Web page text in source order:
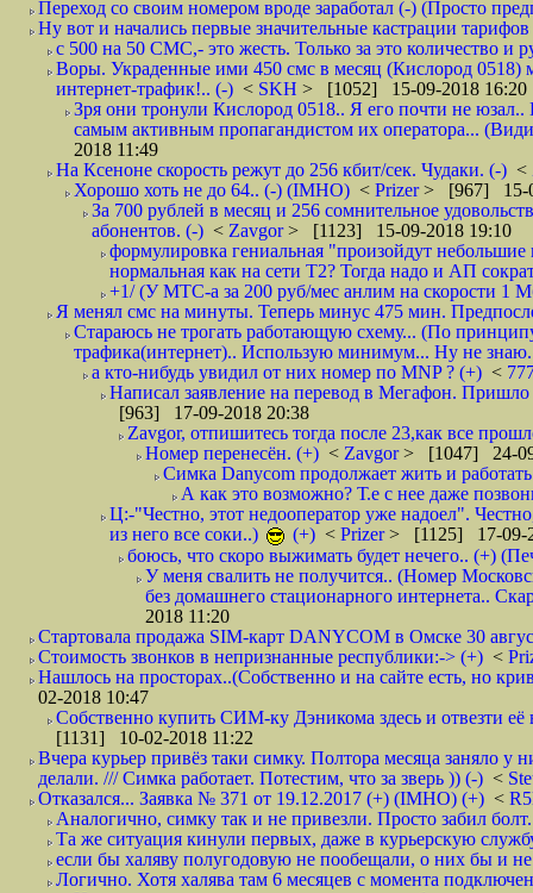
Переход со своим номером вроде заработал (-) (Просто
Ну вот и начались первые значительные кастрации
с 500 на 50 СМС,- это жесть. Только за это количество и
Воры. Украденные ими 450 смс в месяц (Кислород 0518)
интернет-трафик!.. (-) < SKH > [1052] 15-09-2018 16:20
Зря они тронули Кислород 0518.. Я его почти не
самым активным пропагандистом их оператора...
2018 11:49
На Ксеноне скорость режут до 256 кбит/сек. Чудаки. (-) <
Хорошо хоть не до 64.. (-) (IMHO) < Prizer> [967] 15-
За 700 рублей в месяц и 256 сомнительное
абонентов. (-) < Zavgor> [1123] 15-09-2018 19:10
формулировка гениальная "произойдут небольшие
нормальная как на сети Т2? Тогда надо и АП
+1/ (У МТС-а за 200 руб/мес анлим на скорости 1
Я менял смс на минуты. Теперь минус 475 мин.
Стараюсь не трогать работающую схему... (По
трафика(интернет).. Использую минимум... Ну не
а кто-нибудь увидил от них номер по MNP ? (+) <
Написал заявление на перевод в Мегафон.
[963] 17-09-2018 20:38
Zavgor, отпишитесь тогда после 23,как все
Номер перенесён. (+) < Zavgor> [1047] 24-
Симка Danycom продолжает жить и
А как это возможно? Т.е с нее даже
Ц:-"Честно, этот недооператор уже надоел".
из него все соки..)
(+) < Prizer> [1125] 17-09-
боюсь, что скоро выжимать будет нечего.. (+)
У меня свалить не получится.. (Номер
без домашнего стационарного интернета..
2018 11:20
Стартовала продажа SIM-карт DANYCOM в Омске 30
Стоимость звонков в непризнанные республики:-> (+) <
Нашлось на просторах..(Собственно и на сайте есть, но
02-2018 10:47
Собственно купить СИМ-ку Дэникома здесь и отвезти
[1131] 10-02-2018 11:22
Вчера курьер привёз таки симку. Полтора месяца заняло
делали. /// Симка работает. Потестим, что за зверь )) (-) <
Отказался... Заявка № 371 от 19.12.2017 (+) (IMHO) (+) <
Аналогично, симку так и не привезли. Просто забил
Та же ситуация кинули первых, даже в курьерскую
если бы халяву полугодовую не пообещали, о них бы и
Логично. Хотя халява там 6 месяцев с момента